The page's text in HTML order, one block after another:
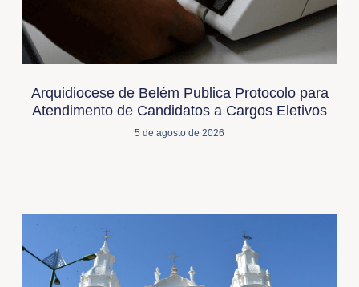
Arquidiocese de Belém Publica Protocolo para
Atendimento de Candidatos a Cargos Eletivos
5 de agosto de 2026